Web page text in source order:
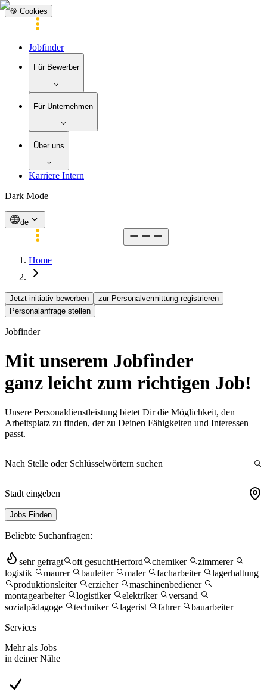
🍪 Cookies
Jobfinder
Für Bewerber
Für Unternehmen
Über uns
Karriere Intern
Dark Mode
de
Home
Jetzt initiativ bewerben
zur Personalvermittung registrieren
Personalanfrage stellen
Jobfinder
Mit unserem Jobfinder
ganz leicht zum richtigen Job!
Unsere Personaldienstleistung bietet Dir die Möglichkeit, den
Arbeitsplatz zu finden, der zu Deinen Fähigkeiten und Interessen
passt.
Nach Stelle oder Schlüsselwörtern suchen
Stadt eingeben
Jobs Finden
Beliebte Suchanfragen:
sehr gefragt oft gesuchtHerford chemiker
zimmerer
logistik
maurer bauleiter maler facharbeiter
lagerhaltung
produktionsleiter
erzieher
maschinenbediener
montagearbeiter
logistiker elektriker
versand
sozialpädagoge
techniker lagerist fahrer
bauarbeiter
Services
Mehr als Jobs
in deiner Nähe